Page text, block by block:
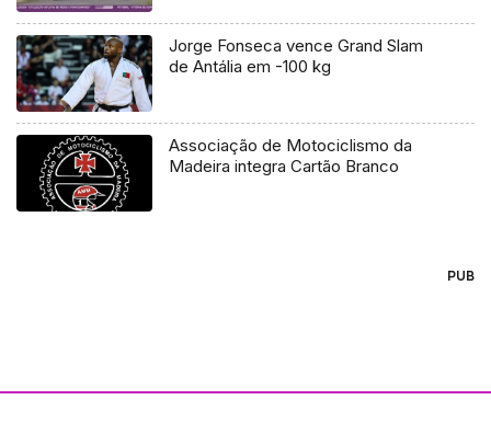
Jorge Fonseca vence Grand Slam
de Antália em -100 kg
Associação de Motociclismo da
Madeira integra Cartão Branco
PUB